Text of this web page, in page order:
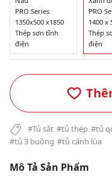
PRO Series
1350x500 x1850
Thép sơn tĩnh
điện
PRO
1400 x
Thép
điện
#Tủ sắt #tủ thép #tủ
#tủ 3 buồng #tủ cánh lùa
Mô Tả Sản Phẩm